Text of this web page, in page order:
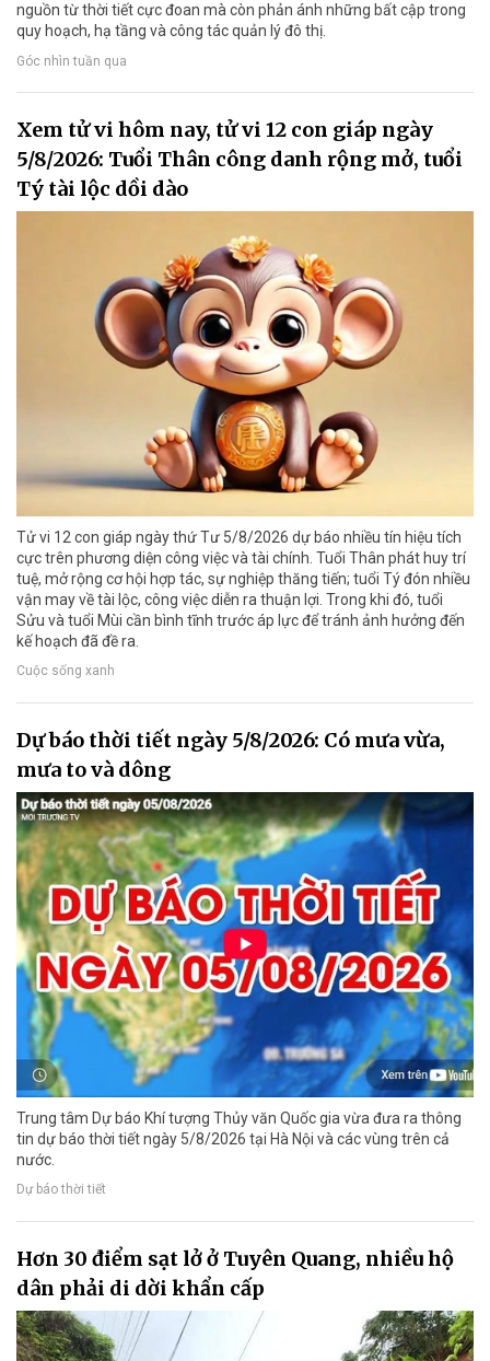
nguồn từ thời tiết cực đoan mà còn phản ánh những bất cập trong
quy hoạch, hạ tầng và công tác quản lý đô thị.
Góc nhìn tuần qua
Xem tử vi hôm nay, tử vi 12 con giáp ngày
5/8/2026: Tuổi Thân công danh rộng mở, tuổi
Tý tài lộc dồi dào
Tử vi 12 con giáp ngày thứ Tư 5/8/2026 dự báo nhiều tín hiệu tích
cực trên phương diện công việc và tài chính. Tuổi Thân phát huy trí
tuệ, mở rộng cơ hội hợp tác, sự nghiệp thăng tiến; tuổi Tý đón nhiều
vận may về tài lộc, công việc diễn ra thuận lợi. Trong khi đó, tuổi
Sửu và tuổi Mùi cần bình tĩnh trước áp lực để tránh ảnh hưởng đến
kế hoạch đã đề ra.
Cuộc sống xanh
Dự báo thời tiết ngày 5/8/2026: Có mưa vừa,
mưa to và dông
Trung tâm Dự báo Khí tượng Thủy văn Quốc gia vừa đưa ra thông
tin dự báo thời tiết ngày 5/8/2026 tại Hà Nội và các vùng trên cả
nước.
Dự báo thời tiết
Hơn 30 điểm sạt lở ở Tuyên Quang, nhiều hộ
dân phải di dời khẩn cấp